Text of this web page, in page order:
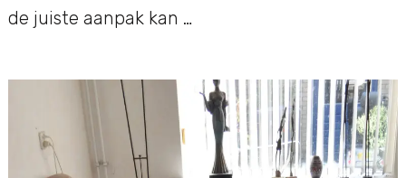
de juiste aanpak kan …